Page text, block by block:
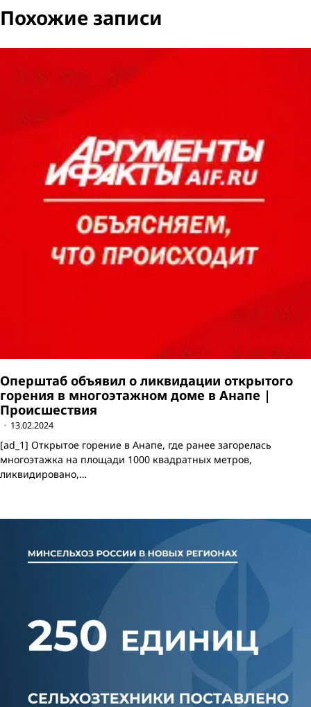
Похожие записи
Оперштаб объявил о ликвидации открытого
горения в многоэтажном доме в Анапе |
Происшествия
13.02.2024
[ad_1] Открытое горение в Анапе, где ранее загорелась
многоэтажка на площади 1000 квадратных метров,
ликвидировано,…